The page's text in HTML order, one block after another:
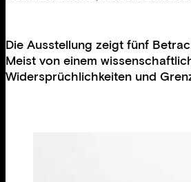
Die Ausstellung zeigt fünf
Meist von einem
Widersprüchlichkeiten und